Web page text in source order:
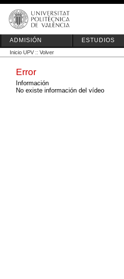
ADMISIÓN ESTUDIOS
Inicio UPV :: Volver
Error
Información
No existe información del vídeo